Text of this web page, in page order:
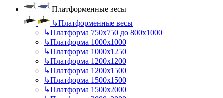
Платформенные весы
↳Платформенные весы
↳Платформа 750х750 до 800х1000
↳Платформа 1000х1000
↳Платформа 1000х1250
↳Платформа 1200х1200
↳Платформа 1200х1500
↳Платформа 1500х1500
↳Платформа 1500х2000